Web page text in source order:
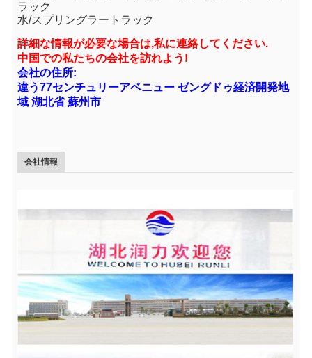
ラック
水/スプリングラートラック
詳細な情報が必要な場合は,私に連絡してください.
中国での私たちの会社を訪れよう!
会社の住所:
違う77センチュリーアベニュー ゼングドゥ経済開発地
域 湖北省 蘇州市
会社情報